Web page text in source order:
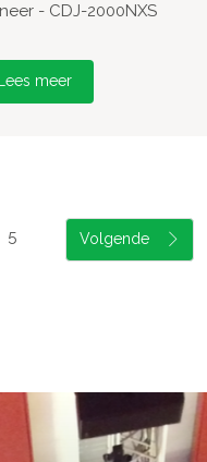
- CDJ-2000NXS
Lees meer
5